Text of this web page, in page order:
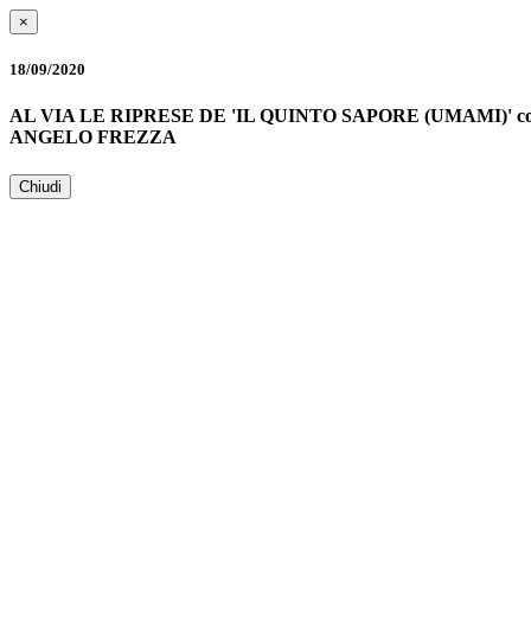
×
18/09/2020
AL VIA LE RIPRESE DE 'IL QUINTO SAPORE (UMAMI)'
ANGELO FREZZA
Chiudi